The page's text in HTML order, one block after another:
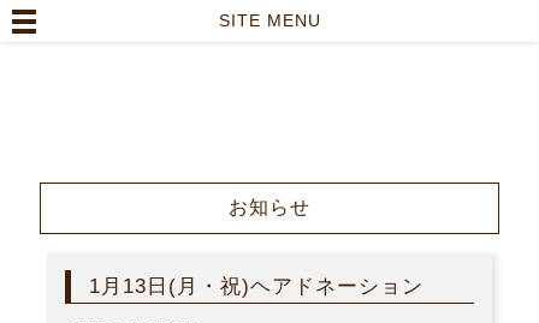
SITE MENU
お知らせ
1月13日(月・祝)ヘアドネーション